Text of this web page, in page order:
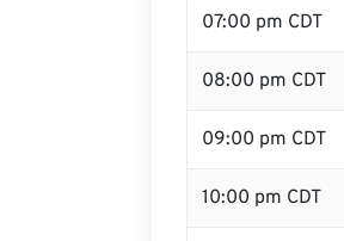
07:00 pm CDT
08:00 pm CDT
09:00 pm CDT
10:00 pm CDT